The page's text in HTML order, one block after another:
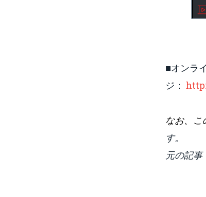
■オンラ
ジ：
なお、こ
す。
元の記